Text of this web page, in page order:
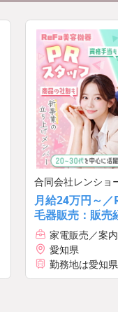
合同会社レンショ
月給24万円～
毛器販売：販売
スマホ販売：社
歓迎
家電販売／案
ン/レセプショ
愛知県
勤務地は愛知
中からご希望